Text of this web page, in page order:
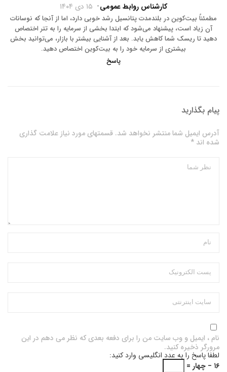
کارشناس روابط عمومی ۱۵ دی ۱۴۰۴
مطمئناً بیت‌کوین در بلندمدت پتانسیل رشد خوبی دارد، اما از آنجا که نوسانات
آن زیاد است، پیشنهاد می‌شود که ابتدا بخشی از سرمایه را به تتر اختصاص
دهید تا ریسک شما کاهش یابد. بعد از آشنایی بیشتر با بازار، می‌توانید بخش
بیشتری از سرمایه خود را به بیت‌کوین اختصاص دهید.
پاسخ
پیام بگذارید
آدرس ایمیل شما منتشر نخواهد شد. قسمتهای مورد نیاز علامت گذاری
شده اند *
نام ، ایمیل و وب سایت من را برای دفعه بعدی که نظر می دهم در این
مرورگر ذخیره کنید.
لطفا پاسخ را به عدد انگلیسی وارد کنید:
۱۶ − چهار =